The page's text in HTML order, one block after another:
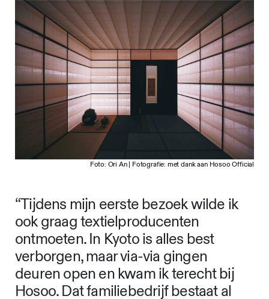
Foto: Ori An | Fotografie: met dank aan Hosoo Official
“Tijdens mijn eerste bezoek wilde ik
ook graag textielproducenten
ontmoeten. In Kyoto is alles best
verborgen, maar via-via gingen
deuren open en kwam ik terecht bij
Hosoo. Dat familiebedrijf bestaat al